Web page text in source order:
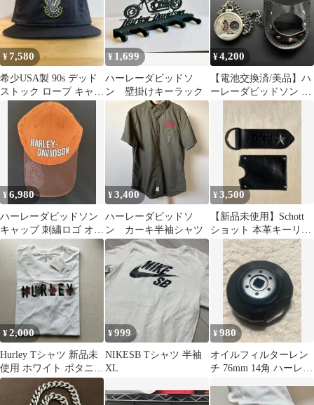
ド 壁掛け おしゃれな
アンティーク風 ビンテ
ージ ガレージ :AVSB-
1272
¥7,580
希少USA製 90s デッド
ストック ロープ キャッ
プ vintage バイク
¥ 1,699
ハーレーダビッドソ
ン 壁掛けキーラック
¥4,200
【電池交換済/美品】ハ
ーレーダビッドソン 懐
ー風ケース付
¥6,980
ハーレーダビッドソン
キャップ 刺繍ロゴ オレ
ンジ×ブラウン
¥3,400
ハーレーダビッドソ
ン カーキ半袖シャツ
¥3,500
【新品未使用】Schott
ショット 本革キーリン
グ ＆ カードホルダー
セット
¥2,000
Hurley Tシャツ 新品未
使用 ホワイト ボタニカ
ルロゴ S 送料無料
¥999
NIKESB Tシャツ 半袖
XL
¥980
オイルフィルターレン
チ 76mm 14角 ハーレー